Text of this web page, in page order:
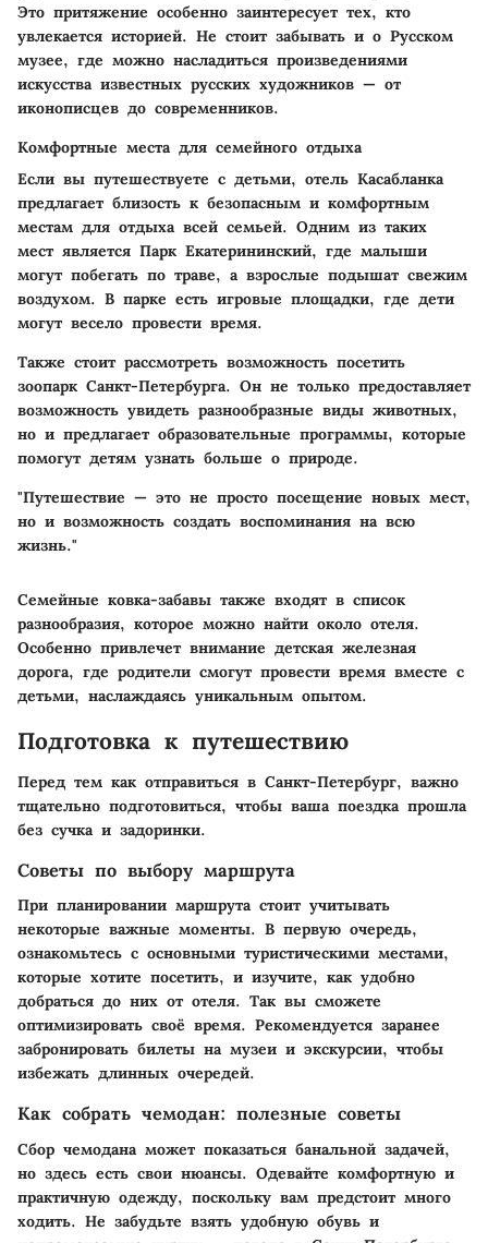
Это притяжение особенно заинтересует тех, кто
увлекается историей. Не стоит забывать и о Русском
музее, где можно насладиться произведениями
искусства известных русских художников — от
иконописцев до современников.
Комфортные места для семейного отдыха
Если вы путешествуете с детьми, отель Касабланка
предлагает близость к безопасным и комфортным
местам для отдыха всей семьей. Одним из таких
мест является Парк Екатерининский, где малыши
могут побегать по траве, а взрослые подышат свежим
воздухом. В парке есть игровые площадки, где дети
могут весело провести время.
Также стоит рассмотреть возможность посетить
зоопарк Санкт-Петербурга. Он не только предоставляет
возможность увидеть разнообразные виды животных,
но и предлагает образовательные программы, которые
помогут детям узнать больше о природе.
"Путешествие — это не просто посещение новых мест,
но и возможность создать воспоминания на всю
жизнь."
Семейные ковка-забавы также входят в список
разнообразия, которое можно найти около отеля.
Особенно привлечет внимание детская железная
дорога, где родители смогут провести время вместе с
детьми, наслаждаясь уникальным опытом.
Подготовка к путешествию
Перед тем как отправиться в Санкт-Петербург, важно
тщательно подготовиться, чтобы ваша поездка прошла
без сучка и задоринки.
Советы по выбору маршрута
При планировании маршрута стоит учитывать
некоторые важные моменты. В первую очередь,
ознакомьтесь с основными туристическими местами,
которые хотите посетить, и изучите, как удобно
добраться до них от отеля. Так вы сможете
оптимизировать своё время. Рекомендуется заранее
забронировать билеты на музеи и экскурсии, чтобы
избежать длинных очередей.
Как собрать чемодан: полезные советы
Сбор чемодана может показаться банальной задачей,
но здесь есть свои нюансы. Одевайте комфортную и
практичную одежду, поскольку вам предстоит много
ходить. Не забудьте взять удобную обувь и